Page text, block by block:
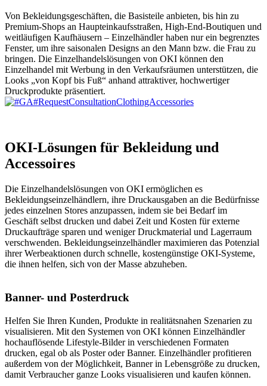
Von Bekleidungsgeschäften, die Basisteile anbieten, bis hin zu
Premium-Shops an Haupteinkaufsstraßen, High-End-Boutiquen und
weitläufigen Kaufhäusern – Einzelhändler haben nur ein begrenztes
Fenster, um ihre saisonalen Designs an den Mann bzw. die Frau zu
bringen. Die Einzelhandelslösungen von OKI können den
Einzelhandel mit Werbung in den Verkaufsräumen unterstützen, die
Looks „von Kopf bis Fuß“ anhand attraktiver, hochwertiger
Druckprodukte präsentiert.
OKI-Lösungen für Bekleidung und
Accessoires
Die Einzelhandelslösungen von OKI ermöglichen es
Bekleidungseinzelhändlern, ihre Druckausgaben an die Bedürfnisse
jedes einzelnen Stores anzupassen, indem sie bei Bedarf im
Geschäft selbst drucken und dabei Zeit und Kosten für externe
Druckaufträge sparen und weniger Druckmaterial und Lagerraum
verschwenden. Bekleidungseinzelhändler maximieren das Potenzial
ihrer Werbeaktionen durch schnelle, kostengünstige OKI-Systeme,
die ihnen helfen, sich von der Masse abzuheben.
Banner- und Posterdruck
Helfen Sie Ihren Kunden, Produkte in realitätsnahen Szenarien zu
visualisieren. Mit den Systemen von OKI können Einzelhändler
hochauflösende Lifestyle-Bilder in verschiedenen Formaten
drucken, egal ob als Poster oder Banner. Einzelhändler profitieren
außerdem von der Möglichkeit, Banner in Lebensgröße zu drucken,
damit Verbraucher ganze Looks visualisieren und kaufen können.